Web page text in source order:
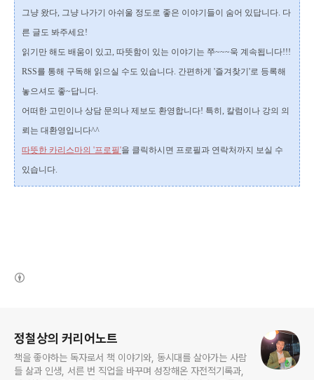
그냥 왔다, 그냥 나가기 아쉬울 정도로 좋은 이야기들이 숨어 있답니다. 다
른 글도 봐주세요!
읽기만 해도 배움이 있고, 따뜻함이 있는 이야기는 쭈~~~욱 계속됩니다!!!
RSS를 통해 구독해 읽으실 수도 있습니다. 간편하게 '즐겨찾기'로 등록해
놓으셔도 좋~답니다.
어떠한 고민이나 상담 문의나 제보도 환영합니다! 특히, 칼럼이나 강의 의
뢰는 대환영입니다^^
따뜻한 카리스마의 '프로필'을 클릭하시면 프로필과 연락처까지 보실 수
있습니다.
정철상의 커리어노트
책을 좋아하는 독자로서 책 이야기와, 동시대를 살아가는 사람
들 삶과 인생, 서른 번 직업을 바꾸며 성장해온 자전적기록과,